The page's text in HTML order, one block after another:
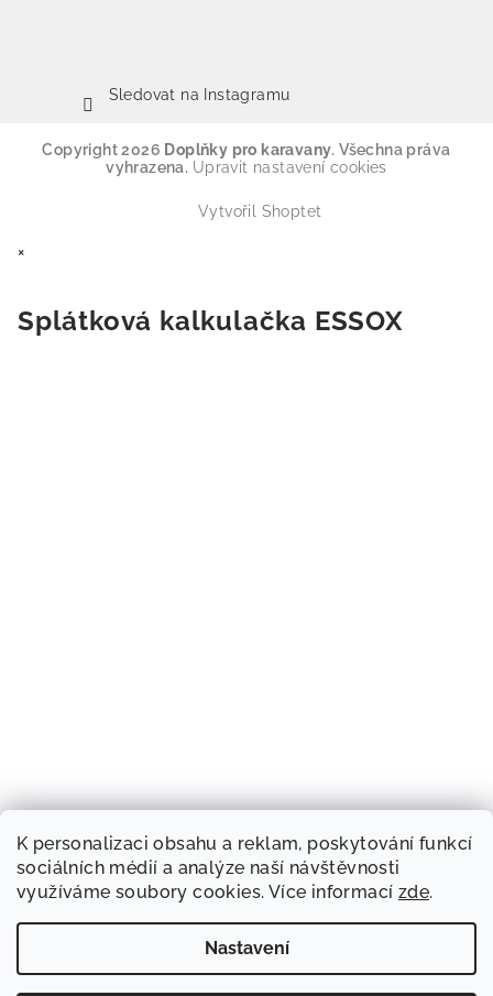
K personalizaci obsahu a reklam, poskytování funkcí
sociálních médií a analýze naší návštěvnosti
využíváme soubory cookies. Více informací zde.
Nastavení
Sledovat na Instagramu
Copyright 2026 Doplňky pro karavany. Všechna práva
vyhrazena. Upravit nastavení cookies
Vytvořil Shoptet
×
Splátková kalkulačka ESSOX